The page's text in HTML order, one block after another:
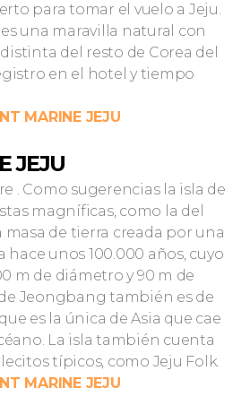
para tomar el vuelo a Jeju.
una maravilla natural con
del resto de Corea del
en el hotel y tiempo
MARINE JEJU
JEJU
. Como sugerencias la isla de
magníficas, como la del
masa de tierra creada por una
unos 100.000 años, cuyo
m de diámetro y 90 m de
Jeongbang también es de
es la única de Asia que cae
La isla también cuenta
típicos, como Jeju Folk.
MARINE JEJU